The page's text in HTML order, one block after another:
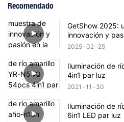
Recomendado
GetShow 2025:
innovación y
iluminación
2025 02 25
Iluminación de
4in1 par luz
2021 11 30
Iluminación de
6in1 LED par luz